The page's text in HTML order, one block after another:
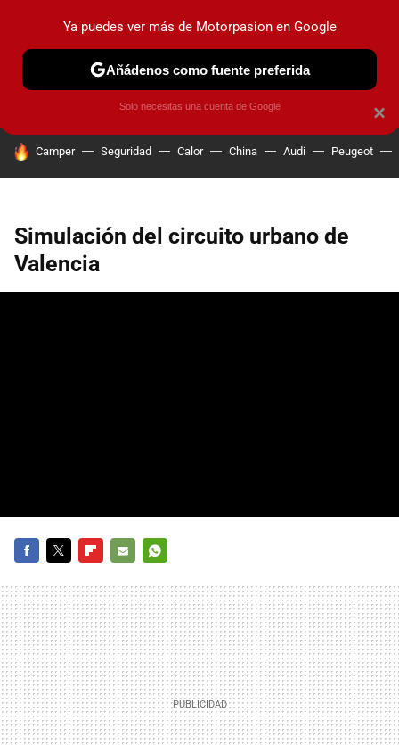
PRUEBAS COCHES ELÉCTRICOS OBSERVATORIO
HOY SE HABLA DE
Camper Seguridad Calor China Audi Peugeot
Simulación del circuito urbano de
Valencia
MAIL
×
Ya puedes ver más de Motorpasion en Google
Añádenos como fuente preferida
Solo necesitas una cuenta de Google